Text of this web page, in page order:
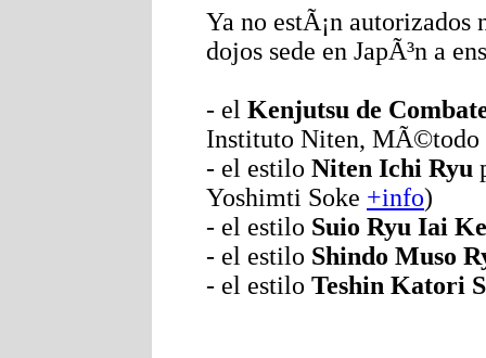
Ya no estÃ¡n
dojos sede en JapÃ³n a
- el Kenjutsu de
Instituto Niten,
- el estilo Niten Ichi Ryu
Yoshimti Soke +info)
- el estilo Suio Ryu Iai
- el estilo Shindo Muso
- el estilo Teshin Katori